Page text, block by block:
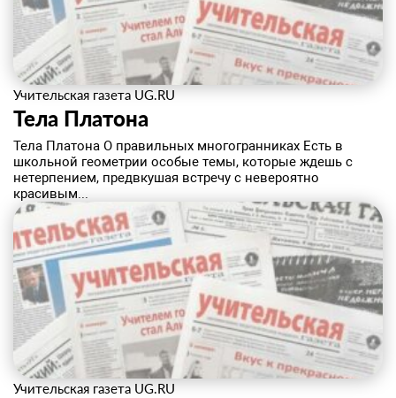
Учительская газета UG.RU
Тела Платона
Тела Платона О правильных многогранниках Есть в
школьной геометрии особые темы, которые ждешь с
нетерпением, предвкушая встречу с невероятно
красивым...
Учительская газета UG.RU